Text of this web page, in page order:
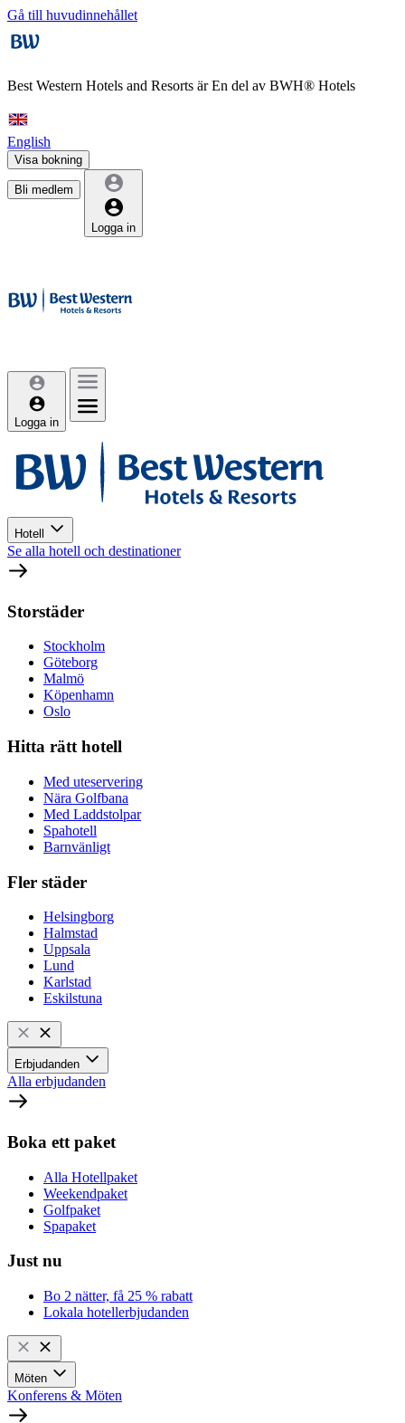
Gå till huvudinnehållet
Best Western Hotels and Resorts ärEn del av BWH® Hotels
English
Visa bokning
Bli medlem
Logga in
Logga in
Hotell
Se alla hotell och destinationer
Storstäder
Stockholm
Göteborg
Malmö
Köpenhamn
Oslo
Hitta rätt hotell
Med uteservering
Nära Golfbana
Med Laddstolpar
Spahotell
Barnvänligt
Fler städer
Helsingborg
Halmstad
Uppsala
Lund
Karlstad
Eskilstuna
Erbjudanden
Alla erbjudanden
Boka ett paket
Alla Hotellpaket
Weekendpaket
Golfpaket
Spapaket
Just nu
Bo 2 nätter, få 25 % rabatt
Lokala hotellerbjudanden
Möten
Konferens & Möten